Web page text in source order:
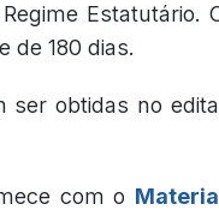
Estatutário.
de 180 dias.
ser obtidas no
com o